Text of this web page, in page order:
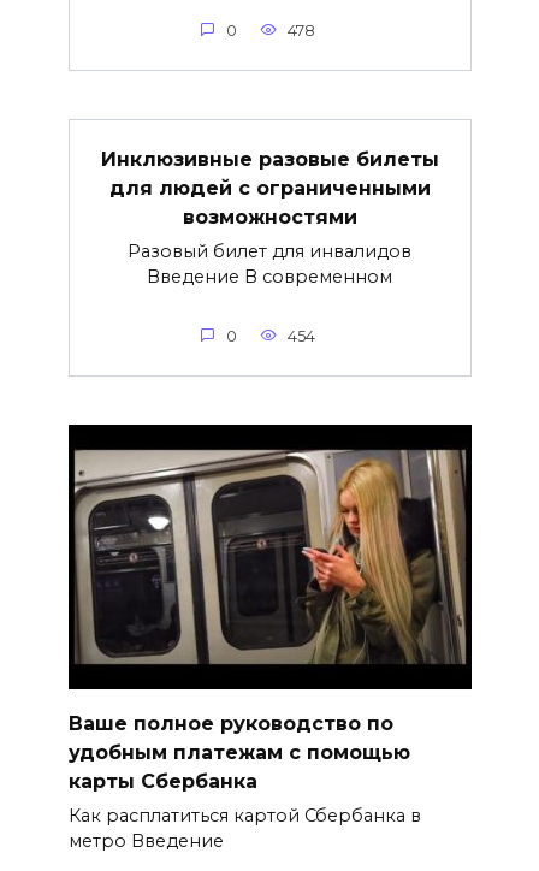
0 478
Инклюзивные разовые билеты
для людей с ограниченными
возможностями
Разовый билет для инвалидов
Введение В современном
0 454
Ваше полное руководство по
удобным платежам с помощью
карты Сбербанка
Как расплатиться картой Сбербанка в
метро Введение